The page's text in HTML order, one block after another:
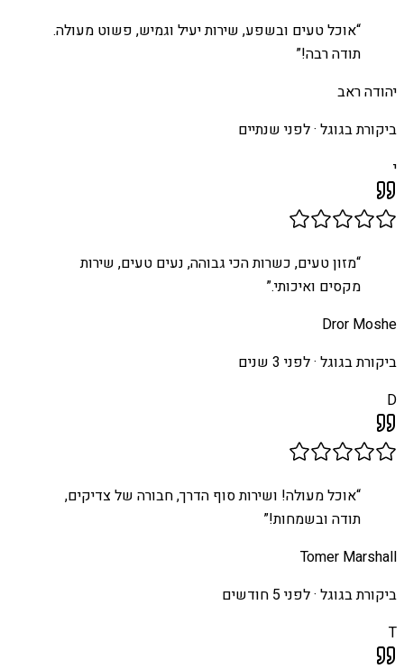
“אוכל טעים ובשפע, שירות יעיל וגמיש, פשוט מעולה.
תודה רבה!”
יהודה ראב
ביקורת בגוגל ·לפני שנתיים
י
“מזון טעים, כשרות הכי גבוהה, נעים טעים, שירות
מקסים ואיכותי.”
Dror Moshe
ביקורת בגוגל ·לפני 3 שנים
D
“אוכל מעולה! ושירות סוף הדרך, חבורה של צדיקים,
תודה ובשמחות!”
Tomer Marshall
ביקורת בגוגל ·לפני 5 חודשים
T